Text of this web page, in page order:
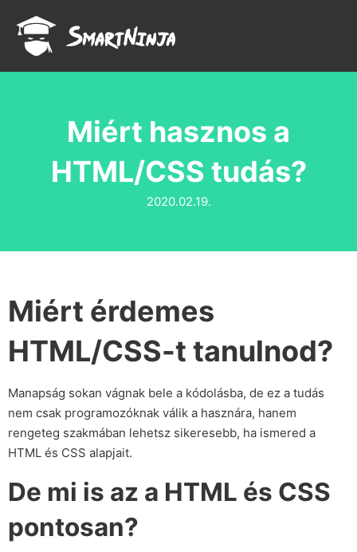
Miért hasznos a
HTML/CSS tudás?
2020.02.19.
Miért érdemes
HTML/CSS-t tanulnod?
Manapság sokan vágnak bele a kódolásba, de ez a tudás
nem csak programozóknak válik a hasznára, hanem
rengeteg szakmában lehetsz sikeresebb, ha ismered a
HTML és CSS alapjait.
De mi is az a HTML és CSS
pontosan?